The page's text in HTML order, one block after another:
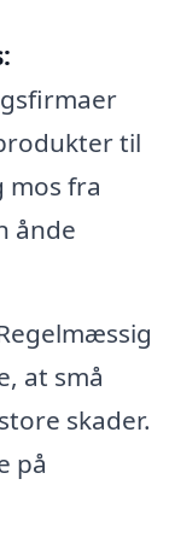
til
mos fra
ånde
at små
skader.
på